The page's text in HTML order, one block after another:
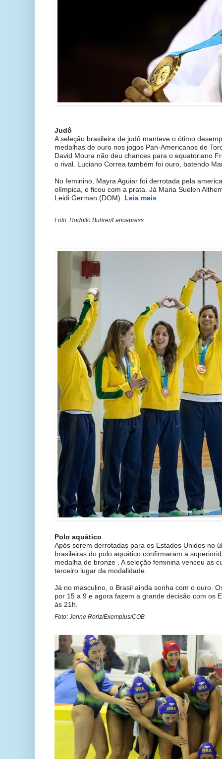
Judô
A seleção brasileira de judô manteve o ótimo
medalhas de ouro nos jogos Pan-Americanos de
David Moura não deu chances para o equatoriano
o rival. Luciano Correa também foi ouro, batendo
No feminino, Mayra Aguiar foi derrotada pela
olímpica, e ficou com a prata. Já Maria Suelen
Leidi German (DOM). Leia mais
Foto: Rodolfo Buhrer/Lancepress
Polo aquático
Após serem derrotadas para os Estados Unidos no
brasileiras do polo aquático confirmaram a
medalha de bronze . A seleção feminina venceu as
terceiro lugar da modalidade.
Já no masculino, o Brasil ainda sonha com o ouro.
por 15 a 9 e agora fazem a grande decisão com os
às 21h.
Foto: Jonne Roriz/Exemplus/COB